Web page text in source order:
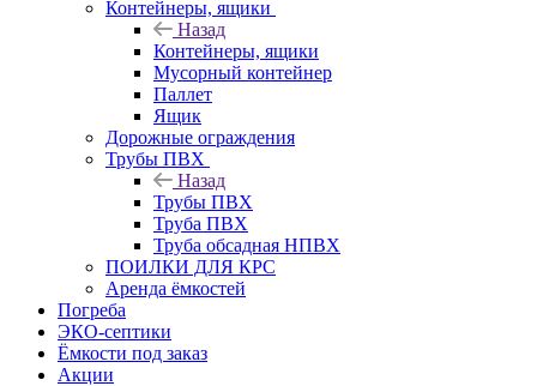
Контейнеры, ящики
Назад
Контейнеры, ящики
Мусорный контейнер
Паллет
Ящик
Дорожные ограждения
Трубы ПВХ
Назад
Трубы ПВХ
Труба ПВХ
Труба обсадная НПВХ
ПОИЛКИ ДЛЯ КРС
Аренда ёмкостей
Погреба
ЭКО-септики
Ёмкости под заказ
Акции